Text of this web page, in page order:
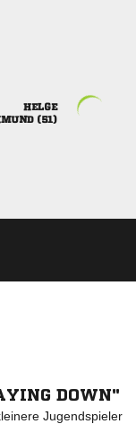


DOWN"
Jugendspieler